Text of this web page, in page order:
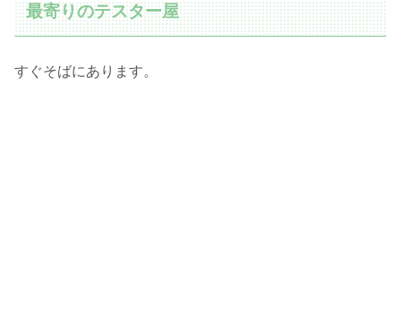
最寄りのテスター屋
すぐそばにあります。